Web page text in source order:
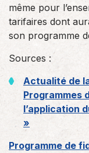
même pour
tarifaires dont
son programme
Sources :
Actualité de
Programmes
l’application
»
Programme de